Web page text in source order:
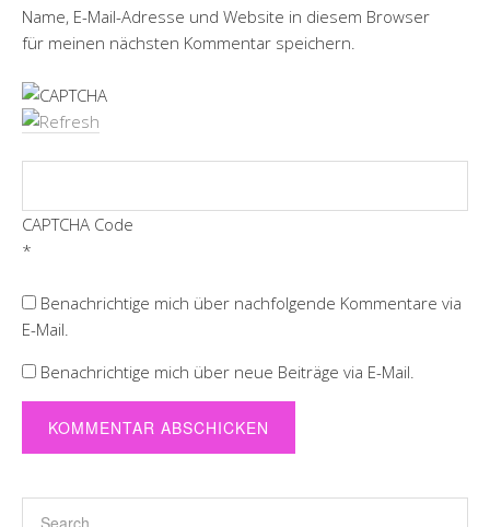
Name, E-Mail-Adresse und Website in diesem Browser
für meinen nächsten Kommentar speichern.
CAPTCHA Code
*
Benachrichtige mich über nachfolgende Kommentare via
E-Mail.
Benachrichtige mich über neue Beiträge via E-Mail.